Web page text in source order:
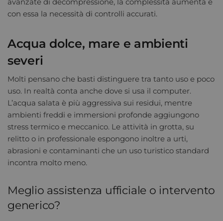
avanzate di decompressione, la complessità aumenta e
con essa la necessità di controlli accurati.
Acqua dolce, mare e ambienti
severi
Molti pensano che basti distinguere tra tanto uso e poco
uso. In realtà conta anche dove si usa il computer.
L’acqua salata è più aggressiva sui residui, mentre
ambienti freddi e immersioni profonde aggiungono
stress termico e meccanico. Le attività in grotta, su
relitto o in professionale espongono inoltre a urti,
abrasioni e contaminanti che un uso turistico standard
incontra molto meno.
Meglio assistenza ufficiale o intervento
generico?